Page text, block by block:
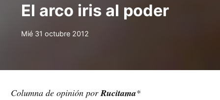
El arco iris al poder
Mié 31 octubre 2012
Columna de opinión porRucitama*